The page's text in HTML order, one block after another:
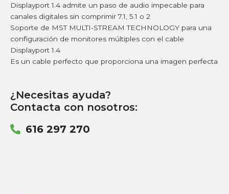
Displayport 1.4 admite un paso de audio impecable para
canales digitales sin comprimir 7.1, 5.1 o 2
Soporte de MST MULTI-STREAM TECHNOLOGY para una
configuración de monitores múltiples con el cable
Displayport 1.4
Es un cable perfecto que proporciona una imagen perfecta
¿Necesitas ayuda?
Contacta con nosotros:
616 297 270